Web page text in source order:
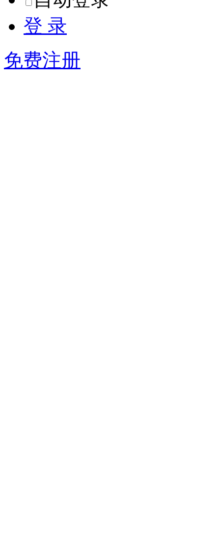
登 录
免费注册